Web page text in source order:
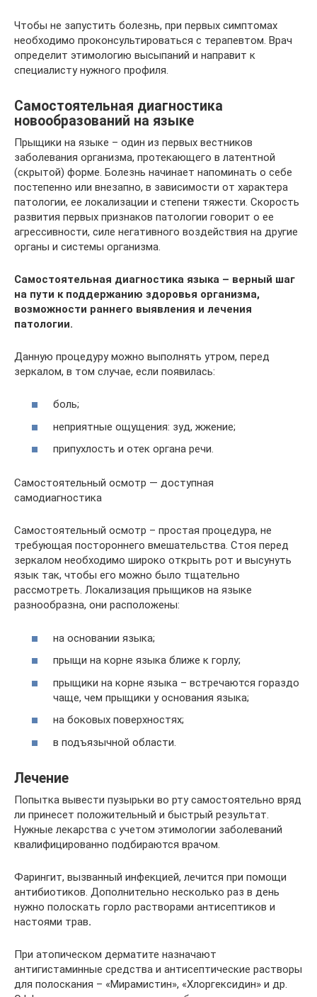
Чтобы не запустить болезнь, при первых симптомах
необходимо проконсультироваться с терапевтом. Врач
определит этимологию высыпаний и направит к
специалисту нужного профиля.
Самостоятельная диагностика
новообразований на языке
Прыщики на языке – один из первых вестников
заболевания организма, протекающего в латентной
(скрытой) форме. Болезнь начинает напоминать о себе
постепенно или внезапно, в зависимости от характера
патологии, ее локализации и степени тяжести. Скорость
развития первых признаков патологии говорит о ее
агрессивности, силе негативного воздействия на другие
органы и системы организма.
Самостоятельная диагностика языка – верный шаг
на пути к поддержанию здоровья организма,
возможности раннего выявления и лечения
патологии.
Данную процедуру можно выполнять утром, перед
зеркалом, в том случае, если появилась:
боль;
неприятные ощущения: зуд, жжение;
припухлость и отек органа речи.
Самостоятельный осмотр — доступная
самодиагностика
Самостоятельный осмотр – простая процедура, не
требующая постороннего вмешательства. Стоя перед
зеркалом необходимо широко открыть рот и высунуть
язык так, чтобы его можно было тщательно
рассмотреть. Локализация прыщиков на языке
разнообразна, они расположены:
на основании языка;
прыщи на корне языка ближе к горлу;
прыщики на корне языка – встречаются гораздо
чаще, чем прыщики у основания языка;
на боковых поверхностях;
в подъязычной области.
Лечение
Попытка вывести пузырьки во рту самостоятельно вряд
ли принесет положительный и быстрый результат.
Нужные лекарства с учетом этимологии заболеваний
квалифицированно подбираются врачом.
Фарингит, вызванный инфекцией, лечится при помощи
антибиотиков. Дополнительно несколько раз в день
нужно полоскать горло растворами антисептиков и
настоями трав.
При атопическом дерматите назначают
антигистаминные средства и антисептические растворы
для полоскания – «Мирамистин», «Хлоргексидин» и др.